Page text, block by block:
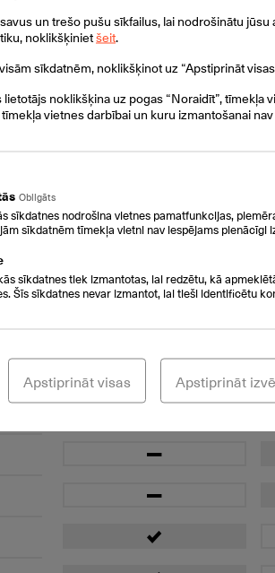
un trešo pušu sīkfailus, lai nodrošinātu
noklikšķinietšeit.
sīkdatnēm, noklikšķinot uz “Apstiprināt
lietotājs noklikšķina uz pogas “Noraidīt”, tīmekļa
vietnes darbībai un kuru izmantošanai
Obligāts
sīkdatnes nodrošina vietnes pamatfunkcijas,
sīkdatnēm tīmekļa vietni nav iespējams pienācīgi
sīkdatnes tiek izmantotas, lai redzētu, kā
Šīs sīkdatnes nevar izmantot, lai tieši identificētu
Apstiprināt
Apstiprināt visas